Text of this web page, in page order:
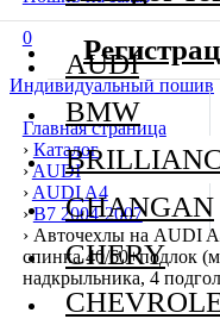
0
Индивидуальный пошив
Главная страница
› Каталог
›AUDI
› AUDI A4
› В7 2004-2007
› Авточехлы на AUDI
спинка 40/60+подлок
надкрыльника, 4
AUDI
BMW
CHANGAN
CHERY